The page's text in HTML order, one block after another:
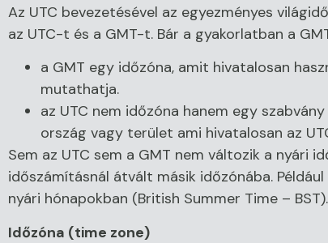
Az UTC bevezetésével az egyezményes
az UTC-t és a GMT-t. Bár a gyakorlatban a
a GMT egy időzóna, amit hivatalosan
mutathatja.
az UTC nem időzóna hanem egy
ország vagy terület ami hivatalosan az
Sem az UTC sem a GMT nem változik a nyári
időszámításnál átvált másik időzónába.
nyári hónapokban (British Summer Time – BST).
Időzóna (time zone)